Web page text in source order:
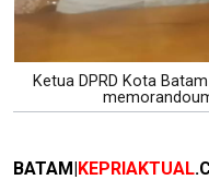
Ketua DPRD Kota
BATAM|KEPRIAKTUAL